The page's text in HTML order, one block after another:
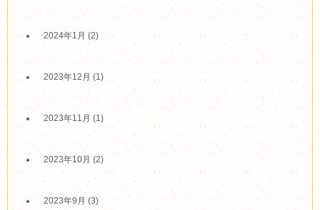
2024年1月 (2)
2023年12月 (1)
2023年11月 (1)
2023年10月 (2)
2023年9月 (3)